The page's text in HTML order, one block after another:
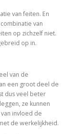
van feiten. En
van
op zichzelf niet.
op in.
van de
een groot deel de
dus veel beter
ze kunnen
invloed de
de werkelijkheid.